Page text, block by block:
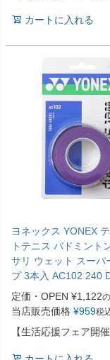
カートに入れる
ヨネックス YONEX
トテニス バドミント
サリ ウェット スーパ
プ 3本入 AC102 240
定価・OPEN ¥1,122
当店販売価格 ¥959税
【生活応援フェア開催